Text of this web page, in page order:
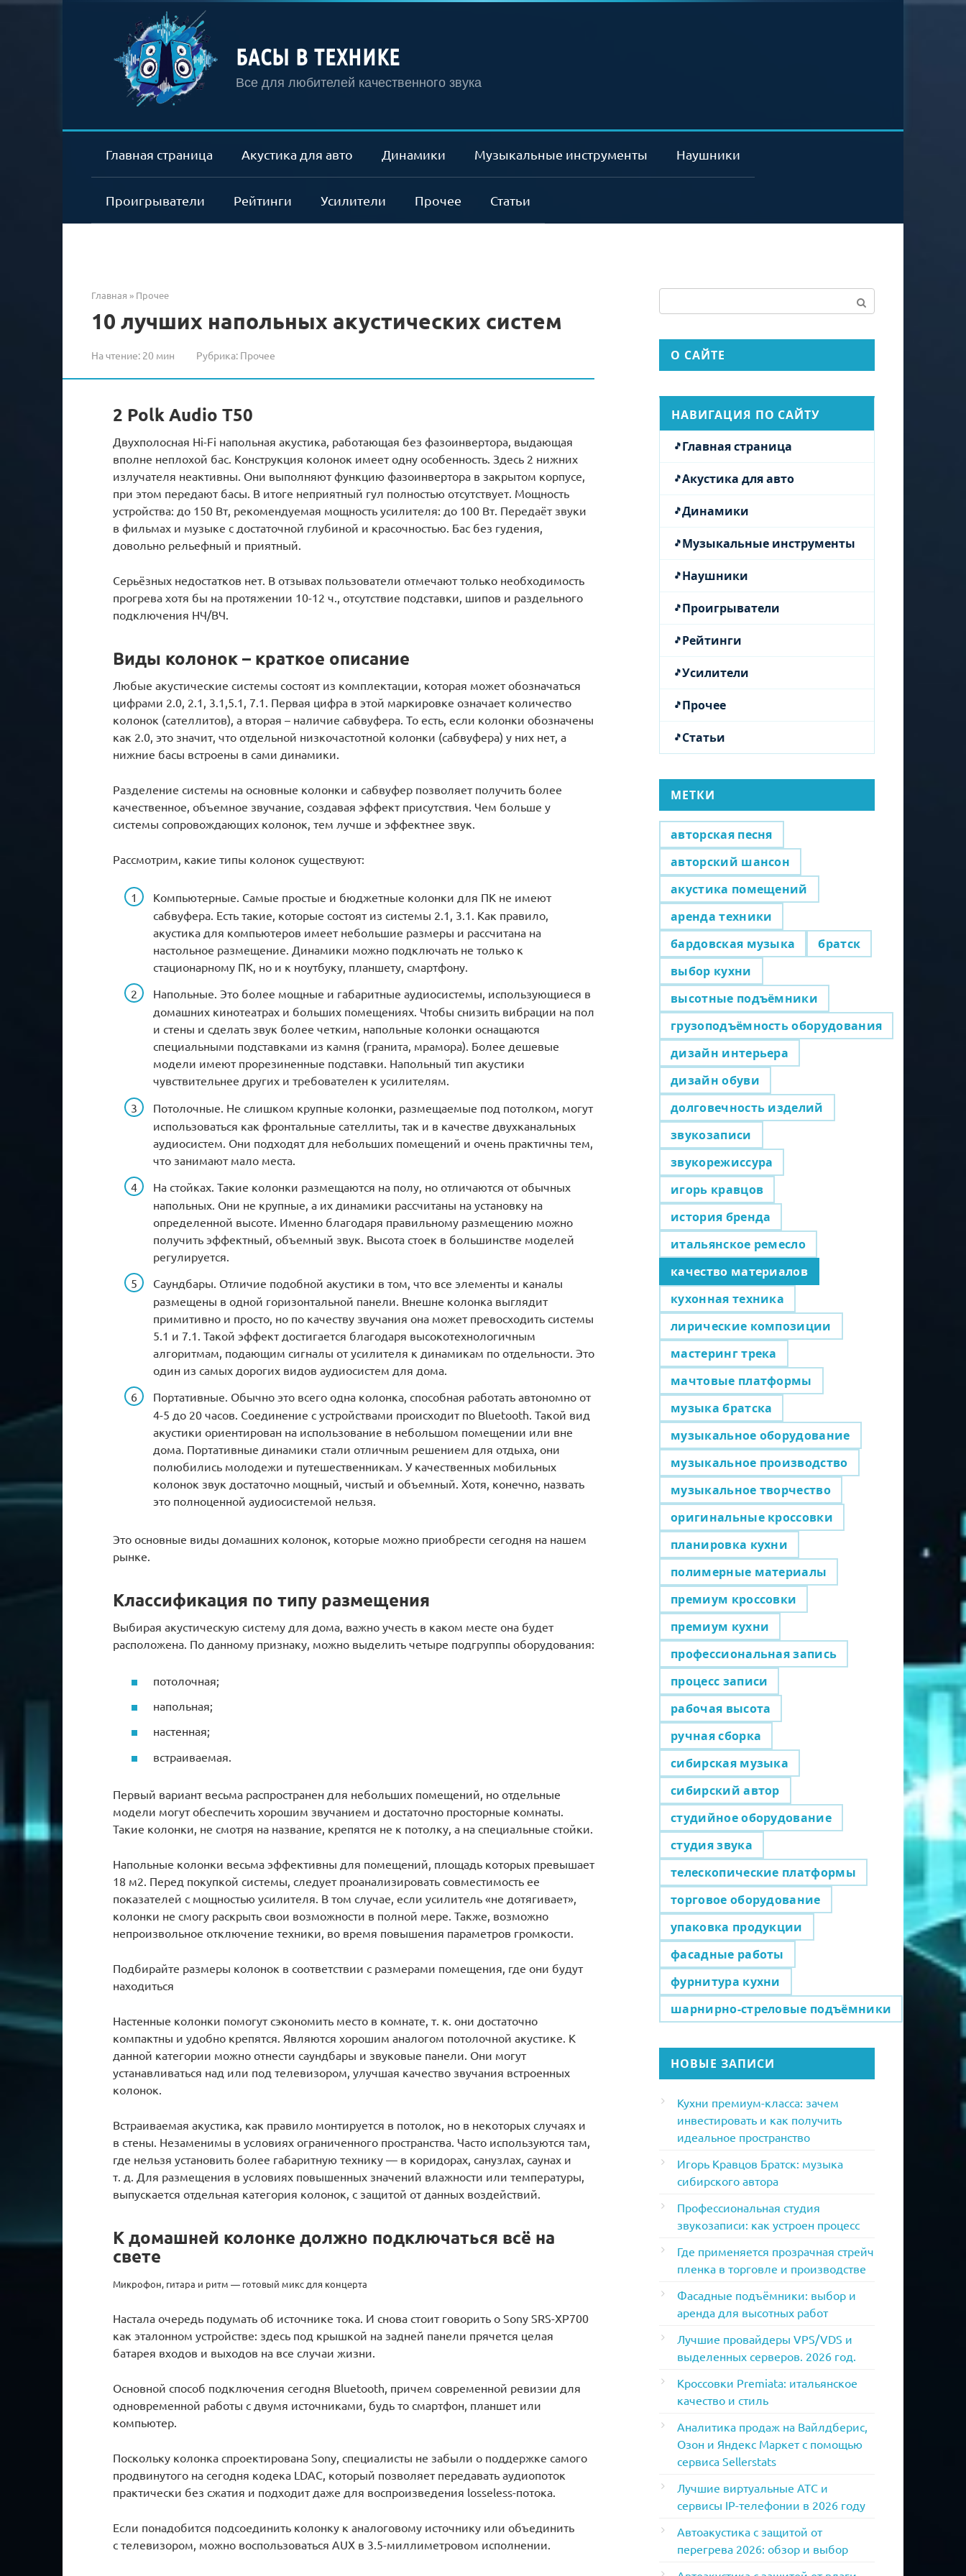
БАСЫ В ТЕХНИКЕ
Все для любителей качественного звука
Главная страница Акустика для авто Динамики Музыкальные инструменты Наушники
Проигрыватели Рейтинги Усилители Прочее Статьи
Главная » Прочее
10 лучших напольных акустических систем
На чтение: 20 мин Рубрика: Прочее
2 Polk Audio T50
Двухполосная Hi-Fi напольная акустика, работающая без фазоинвертора, выдающая
вполне неплохой бас. Конструкция колонок имеет одну особенность. Здесь 2 нижних
излучателя неактивны. Они выполняют функцию фазоинвертора в закрытом корпусе,
при этом передают басы. В итоге неприятный гул полностью отсутствует. Мощность
устройства: до 150 Вт, рекомендуемая мощность усилителя: до 100 Вт. Передаёт звуки
в фильмах и музыке с достаточной глубиной и красочностью. Бас без гудения,
довольно рельефный и приятный.
Серьёзных недостатков нет. В отзывах пользователи отмечают только необходимость
прогрева хотя бы на протяжении 10-12 ч., отсутствие подставки, шипов и раздельного
подключения НЧ/ВЧ.
Виды колонок – краткое описание
Любые акустические системы состоят из комплектации, которая может обозначаться
цифрами 2.0, 2.1, 3.1,5.1, 7.1. Первая цифра в этой маркировке означает количество
колонок (сателлитов), а вторая – наличие сабвуфера. То есть, если колонки обозначены
как 2.0, это значит, что отдельной низкочастотной колонки (сабвуфера) у них нет, а
нижние басы встроены в сами динамики.
Разделение системы на основные колонки и сабвуфер позволяет получить более
качественное, объемное звучание, создавая эффект присутствия. Чем больше у
системы сопровождающих колонок, тем лучше и эффектнее звук.
Рассмотрим, какие типы колонок существуют:
Компьютерные. Самые простые и бюджетные колонки для ПК не имеют
сабвуфера. Есть такие, которые состоят из системы 2.1, 3.1. Как правило,
акустика для компьютеров имеет небольшие размеры и рассчитана на
настольное размещение. Динамики можно подключать не только к
стационарному ПК, но и к ноутбуку, планшету, смартфону.
Напольные. Это более мощные и габаритные аудиосистемы, использующиеся в
домашних кинотеатрах и больших помещениях. Чтобы снизить вибрации на пол
и стены и сделать звук более четким, напольные колонки оснащаются
специальными подставками из камня (гранита, мрамора). Более дешевые
модели имеют прорезиненные подставки. Напольный тип акустики
чувствительнее других и требователен к усилителям.
Потолочные. Не слишком крупные колонки, размещаемые под потолком, могут
использоваться как фронтальные сателлиты, так и в качестве двухканальных
аудиосистем. Они подходят для небольших помещений и очень практичны тем,
что занимают мало места.
На стойках. Такие колонки размещаются на полу, но отличаются от обычных
напольных. Они не крупные, а их динамики рассчитаны на установку на
определенной высоте. Именно благодаря правильному размещению можно
получить эффектный, объемный звук. Высота стоек в большинстве моделей
регулируется.
Саундбары. Отличие подобной акустики в том, что все элементы и каналы
размещены в одной горизонтальной панели. Внешне колонка выглядит
примитивно и просто, но по качеству звучания она может превосходить системы
5.1 и 7.1. Такой эффект достигается благодаря высокотехнологичным
алгоритмам, подающим сигналы от усилителя к динамикам по отдельности. Это
один из самых дорогих видов аудиосистем для дома.
Портативные. Обычно это всего одна колонка, способная работать автономно от
4-5 до 20 часов. Соединение с устройствами происходит по Bluetooth. Такой вид
акустики ориентирован на использование в небольшом помещении или вне
дома. Портативные динамики стали отличным решением для отдыха, они
полюбились молодежи и путешественникам. У качественных мобильных
колонок звук достаточно мощный, чистый и объемный. Хотя, конечно, назвать
это полноценной аудиосистемой нельзя.
Это основные виды домашних колонок, которые можно приобрести сегодня на нашем
рынке.
Классификация по типу размещения
Выбирая акустическую систему для дома, важно учесть в каком месте она будет
расположена. По данному признаку, можно выделить четыре подгруппы оборудования:
потолочная;
напольная;
настенная;
встраиваемая.
Первый вариант весьма распространен для небольших помещений, но отдельные
модели могут обеспечить хорошим звучанием и достаточно просторные комнаты.
Такие колонки, не смотря на название, крепятся не к потолку, а на специальные стойки.
Напольные колонки весьма эффективны для помещений, площадь которых превышает
18 м2. Перед покупкой системы, следует проанализировать совместимость ее
показателей с мощностью усилителя. В том случае, если усилитель «не дотягивает»,
колонки не смогу раскрыть свои возможности в полной мере. Также, возможно
непроизвольное отключение техники, во время повышения параметров громкости.
Подбирайте размеры колонок в соответствии с размерами помещения, где они будут
находиться
Настенные колонки помогут сэкономить место в комнате, т. к. они достаточно
компактны и удобно крепятся. Являются хорошим аналогом потолочной акустике. К
данной категории можно отнести саундбары и звуковые панели. Они могут
устанавливаться над или под телевизором, улучшая качество звучания встроенных
колонок.
Встраиваемая акустика, как правило монтируется в потолок, но в некоторых случаях и
в стены. Незаменимы в условиях ограниченного пространства. Часто используются там,
где нельзя установить более габаритную технику — в коридорах, санузлах, саунах и
т. д. Для размещения в условиях повышенных значений влажности или температуры,
выпускается отдельная категория колонок, с защитой от данных воздействий.
К домашней колонке должно подключаться всё на
свете
Микрофон, гитара и ритм — готовый микс для концерта
Настала очередь подумать об источнике тока. И снова стоит говорить о Sony SRS-XP700
как эталонном устройстве: здесь под крышкой на задней панели прячется целая
батарея входов и выходов на все случаи жизни.
Основной способ подключения сегодня Bluetooth, причем современной ревизии для
одновременной работы с двумя источниками, будь то смартфон, планшет или
компьютер.
Поскольку колонка спроектирована Sony, специалисты не забыли о поддержке самого
продвинутого на сегодня кодека LDAC, который позволяет передавать аудиопоток
практически без сжатия и подходит даже для воспроизведения losseless-потока.
Если понадобится подсоединить колонку к аналоговому источнику или объединить
с телевизором, можно воспользоваться AUX в 3.5-миллиметровом исполнении.
О САЙТЕ
НАВИГАЦИЯ ПО САЙТУ
Главная страница
Акустика для авто
Динамики
Музыкальные инструменты
Наушники
Проигрыватели
Рейтинги
Усилители
Прочее
Статьи
МЕТКИ
авторская песня
авторский шансон
акустика помещений
аренда техники
бардовская музыка
братск
выбор кухни
высотные подъёмники
грузоподъёмность оборудования
дизайн интерьера
дизайн обуви
долговечность изделий
звукозаписи
звукорежиссура
игорь кравцов
история бренда
итальянское ремесло
качество материалов
кухонная техника
лирические композиции
мастеринг трека
мачтовые платформы
музыка братска
музыкальное оборудование
музыкальное производство
музыкальное творчество
оригинальные кроссовки
планировка кухни
полимерные материалы
премиум кроссовки
премиум кухни
профессиональная запись
процесс записи
рабочая высота
ручная сборка
сибирская музыка
сибирский автор
студийное оборудование
студия звука
телескопические платформы
торговое оборудование
упаковка продукции
фасадные работы
фурнитура кухни
шарнирно-стреловые подъёмники
НОВЫЕ ЗАПИСИ
Кухни премиум-класса: зачем
инвестировать и как получить
идеальное пространство
Игорь Кравцов Братск: музыка
сибирского автора
Профессиональная студия
звукозаписи: как устроен процесс
Где применяется прозрачная стрейч
пленка в торговле и производстве
Фасадные подъёмники: выбор и
аренда для высотных работ
Лучшие провайдеры VPS/VDS и
выделенных серверов. 2026 год.
Кроссовки Premiata: итальянское
качество и стиль
Аналитика продаж на Вайлдберис,
Озон и Яндекс Маркет с помощью
сервиса Sellerstats
Лучшие виртуальные АТС и
сервисы IP-телефонии в 2026 году
Автоакустика с защитой от
перегрева 2026: обзор и выбор